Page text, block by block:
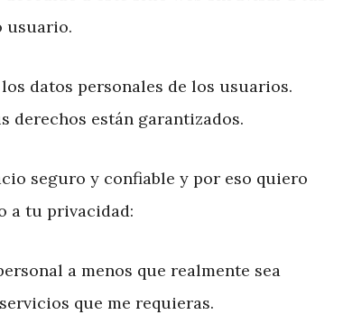
usuario.
datos personales de los usuarios.
derechos están garantizados.
seguro y confiable y por eso quiero
a tu privacidad:
a menos que realmente sea
que me requieras.